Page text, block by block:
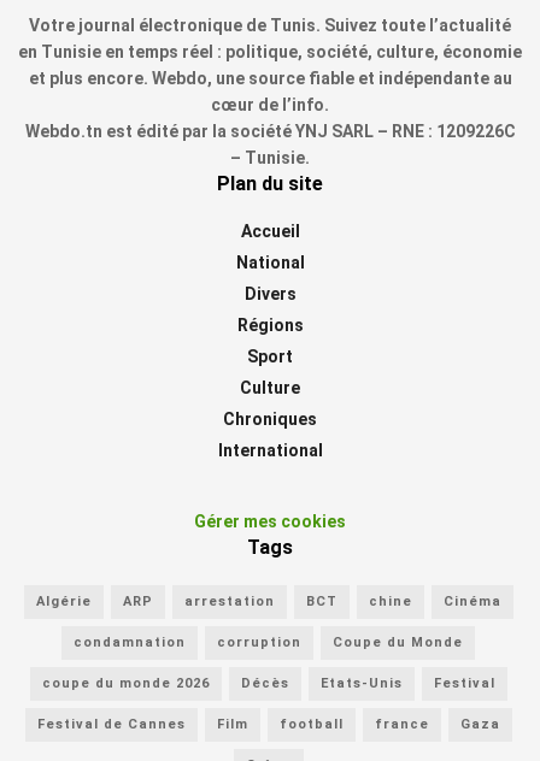
Votre journal électronique de Tunis. Suivez toute l’actualité
en Tunisie en temps réel : politique, société, culture, économie
et plus encore. Webdo, une source fiable et indépendante au
cœur de l’info.
Webdo.tn est édité par la société YNJ SARL – RNE : 1209226C
– Tunisie.
Plan du site
Accueil
National
Divers
Régions
Sport
Culture
Chroniques
International
Gérer mes cookies
Tags
Algérie ARP arrestation BCT chine Cinéma
condamnation corruption Coupe du Monde
coupe du monde 2026 Décès Etats-Unis Festival
Festival de Cannes Film football france Gaza